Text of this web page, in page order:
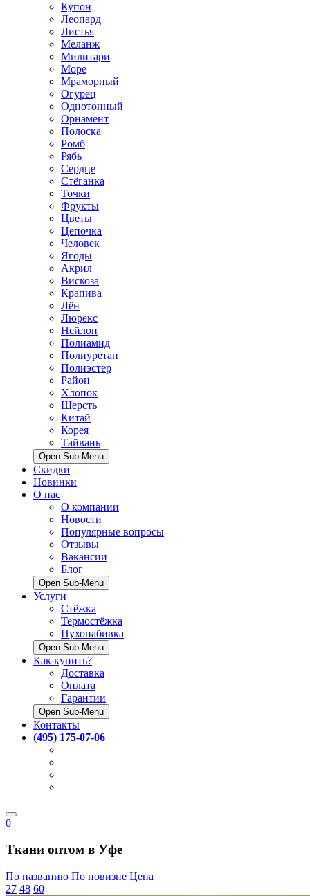
Купон
Леопард
Листья
Меланж
Милитари
Море
Мраморный
Огурец
Однотонный
Орнамент
Полоска
Ромб
Рябь
Сердце
Стёганка
Точки
Фрукты
Цветы
Цепочка
Человек
Ягоды
Акрил
Вискоза
Крапива
Лён
Люрекс
Нейлон
Полиамид
Полиуретан
Полиэстер
Район
Хлопок
Шерсть
Китай
Корея
Тайвань
Open Sub-Menu
Скидки
Новинки
О нас
О компании
Новости
Популярные вопросы
Отзывы
Вакансии
Блог
Open Sub-Menu
Услуги
Стёжка
Термостёжка
Пухонабивка
Open Sub-Menu
Как купить?
Доставка
Оплата
Гарантии
Open Sub-Menu
Контакты
(495) 175-07-06
0
Ткани оптом в Уфе
По названию По новизне Цена
27 48 60